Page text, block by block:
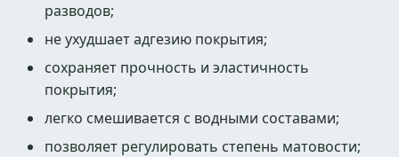
разводов;
не ухудшает адгезию покрытия;
сохраняет прочность и эластичность
покрытия;
легко смешивается с водными составами;
позволяет регулировать степень матовости;